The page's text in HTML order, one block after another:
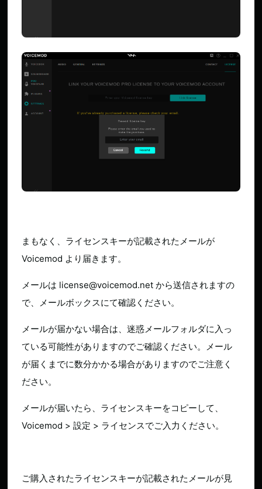
まもなく、ライセンスキーが記載されたメールが
Voicemod より届きます。
メールは license@voicemod.net から送信されますの
で、メールボックスにて確認ください。
メールが届かない場合は、迷惑メールフォルダに入っ
ている可能性がありますのでご確認ください。メール
が届くまでに数分かかる場合がありますのでご注意く
ださい。
メールが届いたら、ライセンスキーをコピーして、
Voicemod > 設定 > ライセンスでご入力ください。
ご購入されたライセンスキーが記載されたメールが見